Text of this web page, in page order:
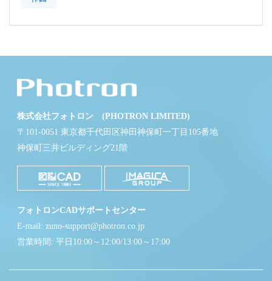
株式会社フォトロン (PHOTRON LIMITED)
〒101-0051 東京都千代田区神田神保町一丁目105番地
神保町三井ビルディング21階
フォトロンCADサポートセンター
E-mail: zuno-support@photron.co.jp
営業時間: 平日10:00～12:00/13:00～17:00